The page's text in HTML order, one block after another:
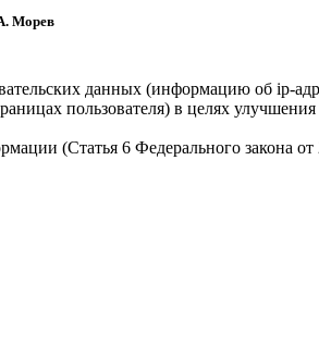
данных (информацию об ip-
пользователя) в целях
(Статья 6 Федерального